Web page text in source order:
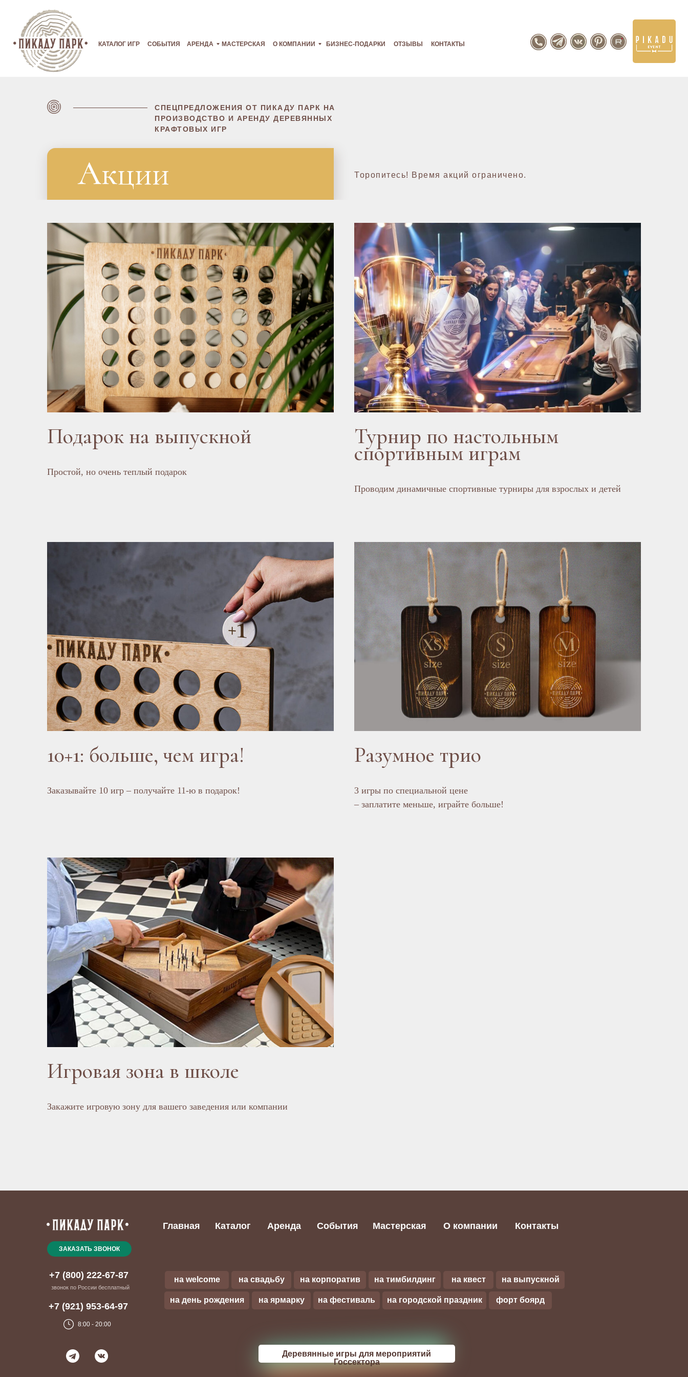
КОНТАКТЫ
ОТЗЫВЫ
БИЗНЕС-ПОДАРКИ
О КОМПАНИИ
МАСТЕРСКАЯ
АРЕНДА
СОБЫТИЯ
КАТАЛОГ ИГР
Торопитесь! Время акций ограничено.
СПЕЦПРЕДЛОЖЕНИЯ ОТ ПИКАДУ ПАРК НА
ПРОИЗВОДСТВО И АРЕНДУ ДЕРЕВЯННЫХ
КРАФТОВЫХ ИГР
Акции
Подарок на выпускной
Простой, но очень теплый подарок
Турнир по настольным
спортивным играм
Проводим динамичные спортивные турниры для взрослых и детей
10+1: больше, чем игра!
Заказывайте 10 игр – получайте 11-ю в подарок!
Разумное трио
3 игры по специальной цене
– заплатите меньше, играйте больше!
Игровая зона в школе
Закажите игровую зону для вашего заведения или компании
События
Каталог
Главная Аренда Мастерская О компании Контакты
ЗАКАЗАТЬ ЗВОНОК
+7 (921) 953-64-97
+7 (800) 222-67-87
звонок по России бесплатный
8:00 - 20:00
форт боярд
на городской праздник
на фестиваль
на ярмарку
на день рождения
на выпускной
на квест
на тимбилдинг
на корпоратив
на свадьбу
на welcome
Деревянные игры для мероприятий
Госсектора